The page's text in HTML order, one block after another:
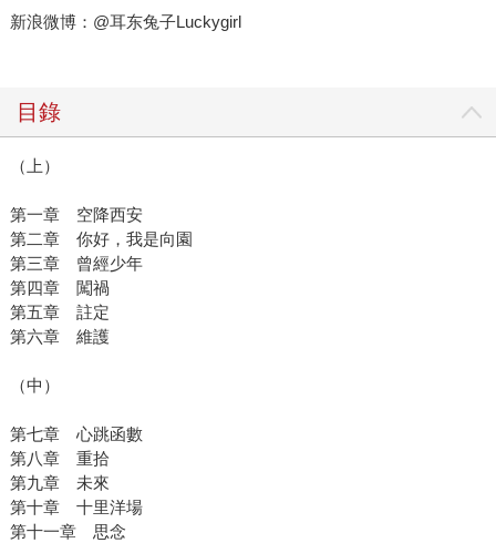
新浪微博：@耳东兔子Luckygirl
目錄
（上）
第一章 空降西安
第二章 你好，我是向園
第三章 曾經少年
第四章 闖禍
第五章 註定
第六章 維護
（中）
第七章 心跳函數
第八章 重拾
第九章 未來
第十章 十里洋場
第十一章 思念